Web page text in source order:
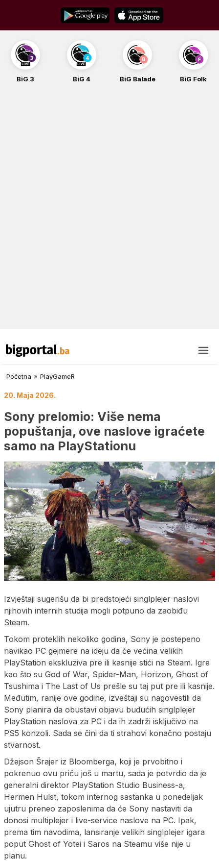
content
BiG 4 BiG Balade BiG Folk BiG iG
Početna » PlayGameR
20. Maja 2026.
Sony prelomio: Više nema
popuštanja, ove naslove igraćete
samo na PlayStationu
Izvještaji sugerišu da bi predstojeći singlplejer naslovi
njihovih internih studija mogli potpuno da zaobiđu
Steam.
Tokom proteklih nekoliko godina, Sony je postepeno
navikao PC gejmere na ideju da će većina velikih
PlayStation ekskluziva pre ili kasnije stići na Steam. Igre
kao što su God of War, Spider-Man, Horizon, Ghost of
Tsushima i The Last of Us prešle su taj put pre ili kasnije.
Međutim, ranije ove godine, izveštaji su nagovestili da
Sony planira da obustavi objavu budućih singlplejer
PlayStation naslova za PC i da ih zadrži isključivo na
PS5 konzoli. Sada se čini da ti strahovi konačno postaju
stvarnost.
Džejson Šrajer iz Bloomberga, koji je prvobitno i
pokrenuo ovu priču još u martu, sada je potvrdio da je
generalni direktor PlayStation Studio Business-a,
Hermen Hulst, tokom internog sastanka u ponedeljak
ujutru preneo zaposlenima da će Sony nastaviti da
donosi multiplejer i live-service naslove na PC. Ipak,
prema tim navodima, lansiranje velikih singlplejer igara
poput Ghost of Yotei i Saros na Steamu više nije u
planu.